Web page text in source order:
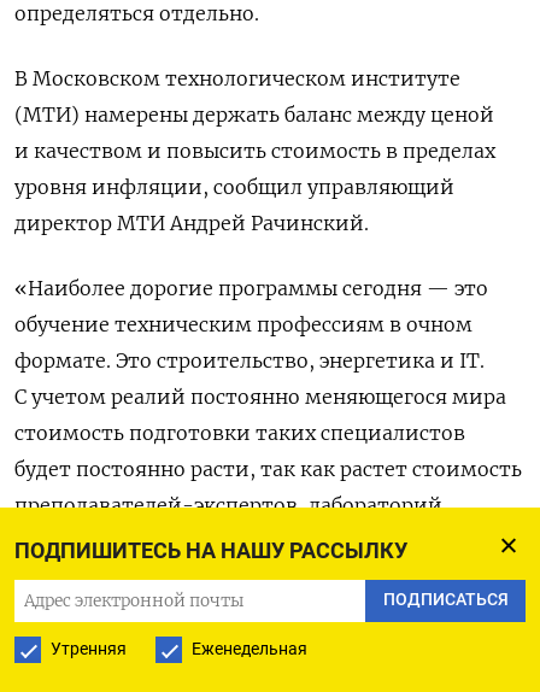
ПОДПИШИТЕСЬ НА НАШУ РАССЫЛКУ
ПОДПИСАТЬСЯ
Утренняя Еженедельная
определяться отдельно.
В Московском технологическом институте
(МТИ) намерены держать баланс между ценой
и качеством и повысить стоимость в пределах
уровня инфляции, сообщил управляющий
директор МТИ Андрей Рачинский.
«Наиболее дорогие программы сегодня — это
обучение техническим профессиям в очном
формате. Это строительство, энергетика и IT.
С учетом реалий постоянно меняющегося мира
стоимость подготовки таких специалистов
будет постоянно расти, так как растет стоимость
преподавателей-экспертов, лабораторий
и материально-технического оснащения», —
отметил он.
В 2023 году обучение в российских вузах